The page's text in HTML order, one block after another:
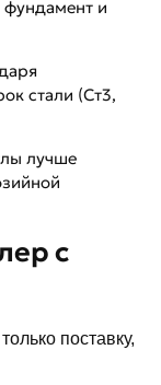
фундамент и
стали (Ст3,
лучше
с
поставку,